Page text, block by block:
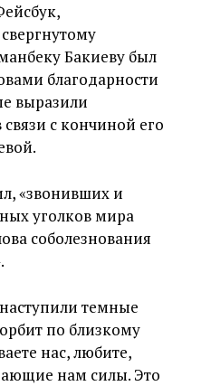
Бакиеву был
благодарности
выразили
с кончиной его
«звонивших и
уголков мира
соболезнования
темные
по близкому
нас, любите,
нам силы. Это